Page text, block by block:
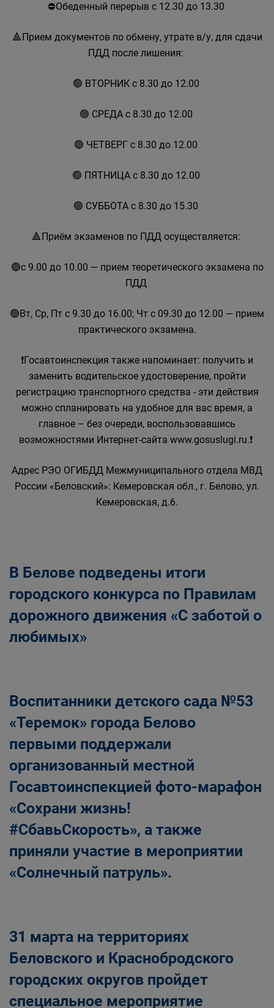
⛔Обеденный перерыв с 12.30 до 13.30
🔺Прием документов по обмену, утрате в/у, для сдачи
ПДД после лишения:
🟢 ВТОРНИК с 8.30 до 12.00
🟢 СРЕДА с 8.30 до 12.00
🟢 ЧЕТВЕРГ с 8.30 до 12.00
🟢 ПЯТНИЦА с 8.30 до 12.00
🟢 СУББОТА с 8.30 до 15.30
🔺Приём экзаменов по ПДД осуществляется:
🟢с 9.00 до 10.00 — прием теоретического экзамена по
ПДД
🟢Вт, Ср, Пт с 9.30 до 16.00; Чт с 09.30 до 12.00 — прием
практического экзамена.
❗Госавтоинспекция также напоминает: получить и
заменить водительское удостоверение, пройти
регистрацию транспортного средства - эти действия
можно спланировать на удобное для вас время, а
главное – без очереди, воспользовавшись
возможностями Интернет-сайта www.gosuslugi.ru.❗
Адрес РЭО ОГИБДД Межмуниципального отдела МВД
России «Беловский»: Кемеровская обл., г. Белово, ул.
Кемеровская, д.6.
В Белове подведены итоги
городского конкурса по Правилам
дорожного движения «С заботой о
любимых»
Воспитанники детского сада №53
«Теремок» города Белово
первыми поддержали
организованный местной
Госавтоинспекцией фото-марафон
«Сохрани жизнь!
#СбавьСкорость», а также
приняли участие в мероприятии
«Солнечный патруль».
31 марта на территориях
Беловского и Краснобродского
городских округов пройдет
специальное мероприятие